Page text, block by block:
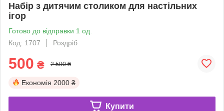
Набір з дитячим столиком для настільних
ігор
Готово до відправки 1 од.
Код: 1707
Роздріб
500 ₴ 2 500 ₴
Економія 2000 ₴
Купити